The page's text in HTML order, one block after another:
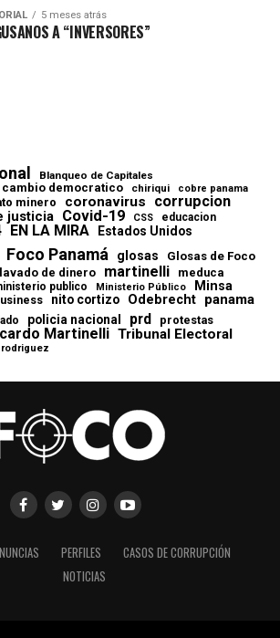
5 meses atrás
A “INVERSORES”
Blanqueo de Capitales
cambio democratico chiriqui cobre panama
minero coronavirus corrupcion
justicia Covid-19 CSS educacion
EN LA MIRA Estados Unidos
Foco Panamá glosas Glosas de Foco
lavado de dinero martinelli meduca
publico Ministerio Público Minsa
nito cortizo Odebrecht panama
policia nacional prd protestas
Martinelli Tribunal Electoral
PERFILES
CASOS DE CORRUPCIÓN
NOTICIAS